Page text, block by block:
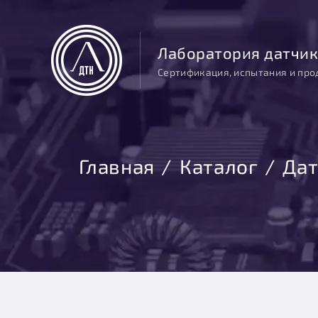
Лаборатория
Сертификация, испытания и
Главная Каталог